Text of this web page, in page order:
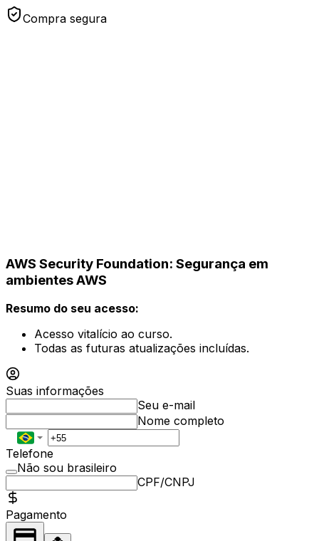
Compra segura
AWS Security Foundation: Segurança em
ambientes AWS
Resumo do seu acesso:
Acesso vitalício ao curso.
Todas as futuras atualizações incluídas.
Suas informações
Seu e-mail
Nome completo
Telefone
Não sou brasileiro
CPF/CNPJ
Pagamento